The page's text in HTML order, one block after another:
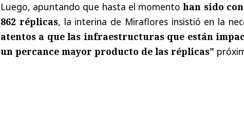
Luego, apuntando que hasta el momentohan sido
862 réplicas, la interina de Miraflores insistió en la
atentos a que las infraestructuras que están
un percance mayor producto de las réplicas"